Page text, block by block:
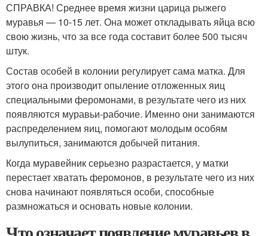
СПРАВКА! Среднее время жизни царица рыжего
муравья — 10-15 лет. Она может откладывать яйца всю
свою жизнь, что за все года составит более 500 тысяч
штук.
Состав особей в колонии регулирует сама матка. Для
этого она производит опыление отложенных яиц
специальными феромонами, в результате чего из них
появляются муравьи-рабочие. Именно они занимаются
распределением яиц, помогают молодым особям
вылупиться, занимаются добычей питания.
Когда муравейник серьезно разрастается, у матки
перестает хватать феромонов, в результате чего из них
снова начинают появляться особи, способные
размножаться и основать новые колонии.